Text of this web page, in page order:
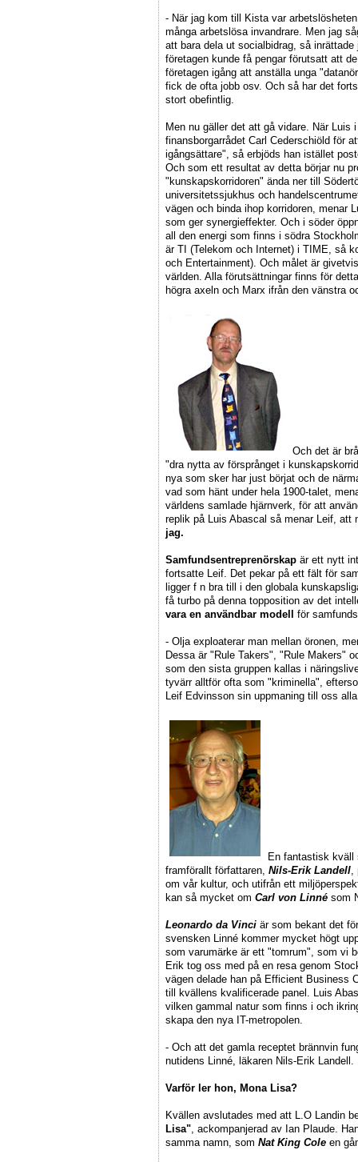
- När jag kom till Kista var
många arbetslösa invandrare. Men jag
att bara dela ut socialbidrag, så
företagen kunde få pengar förutsatt att
företagen igång att anställa unga
fick de ofta jobb osv. Och så har det
stort obefintlig.
Men nu gäller det att gå vidare. När Luis
finansborgarrådet Carl Cederschiöld för
igångsättare", så erbjöds han istället
Och som ett resultat av detta börjar nu
"kunskapskorridoren" ända ner till
universitetssjukhus och
vägen och binda ihop korridoren, menar
som ger synergieffekter. Och i söder
all den energi som finns i södra
är TI (Telekom och Internet) i TIME, så
och Entertainment). Och målet är
världen. Alla förutsättningar finns för
högra axeln och Marx ifrån den vänstra
Och det är
"dra nytta av försprånget i
nya som sker har just börjat och de
vad som hänt under hela 1900-talet,
världens samlade hjärnverk, för att
replik på Luis Abascal så menar Leif,
jag.
Samfundsentreprenörskap är ett nytt
fortsatte Leif. Det pekar på ett fält för
ligger f n bra till i den globala
få turbo på denna topposition av det
vara en användbar modell för
- Olja exploaterar man mellan öronen,
Dessa är "Rule Takers", "Rule Makers"
som den sista gruppen kallas i
tyvärr alltför ofta som "kriminella",
Leif Edvinsson sin uppmaning till oss
En fantastisk kväll
framförallt författaren, Nils-Erik Landell
om vår kultur, och utifrån ett
kan så mycket om Carl von Linné som
Leonardo da Vinci är som bekant det
svensken Linné kommer mycket högt
som varumärke är ett "tomrum", som vi
Erik tog oss med på en resa genom
vägen delade han på Efficient Business
till kvällens kvalificerade panel. Luis
vilken gammal natur som finns i och
skapa den nya IT-metropolen.
- Och att det gamla receptet brännvin
nutidens Linné, läkaren Nils-Erik Landell.
Varför ler hon, Mona Lisa?
Kvällen avslutades med att L.O Landin
Lisa" , ackompanjerad av Ian Plaude.
samma namn, som Nat King Cole en